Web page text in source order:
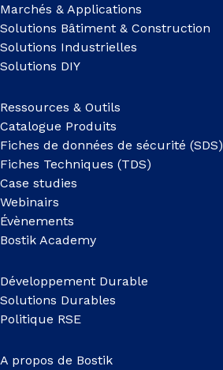
Marchés & Applications
Solutions Bâtiment & Construction
Solutions Industrielles
Solutions DIY
Ressources & Outils
Catalogue Produits
Fiches de données de sécurité (SDS)
Fiches Techniques (TDS)
Case studies
Webinairs
Évènements
Bostik Academy
Développement Durable
Solutions Durables
Politique RSE
A propos de Bostik